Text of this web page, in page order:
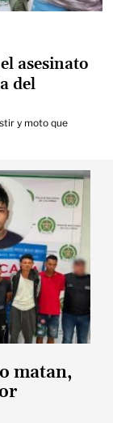
matan,
asesinato
del
y moto que